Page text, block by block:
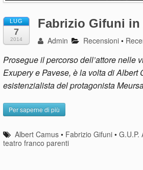
LUG
7
2014
Fabrizio Gifuni
Admin Recensioni •
Prosegue il percorso dell’attore nelle
Exupery e Pavese, è la volta di
esistenzialista del protagonista
Per saperne di più
Albert Camus • Fabrizio Gifuni •G.U.P.
teatro franco parenti